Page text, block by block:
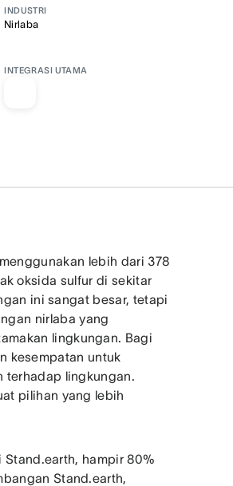
INDUSTRI
Nirlaba
INTEGRASI UTAMA
lebih dari 378
oksida sulfur di sekitar
ini sangat besar, tetapi
nirlaba yang
lingkungan. Bagi
kesempatan untuk
terhadap lingkungan.
pilihan yang lebih
hampir 80%
Stand.earth,